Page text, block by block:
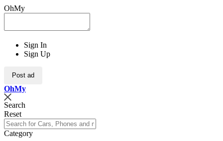
OhMy
Sign In
Sign Up
Post ad
OhMy
Search
Reset
Category